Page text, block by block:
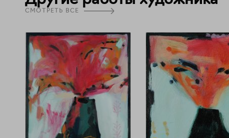
СМОТРЕТЬ ВСЕ